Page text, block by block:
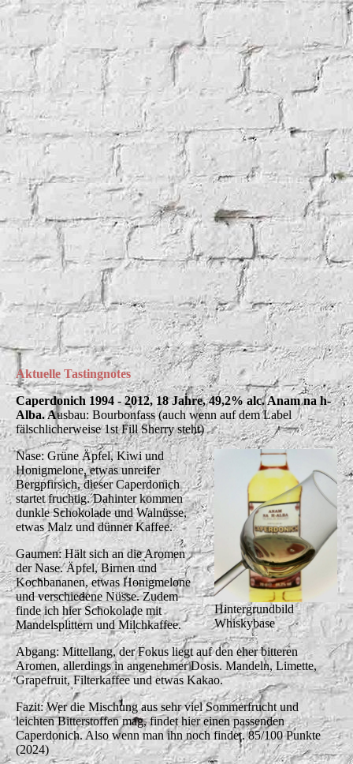
Aktuelle Tastingnotes
Caperdonich 1994 - 2012, 18 Jahre, 49,2% alc. Anam na h-
Alba. Ausbau: Bourbonfass (auch wenn auf dem Label
fälschlicherweise 1st Fill Sherry steht)
Hintergrundbild
Whiskybase
Nase: Grüne Äpfel, Kiwi und
Honigmelone, etwas unreifer
Bergpfirsich, dieser Caperdonich
startet fruchtig. Dahinter kommen
dunkle Schokolade und Walnüsse,
etwas Malz und dünner Kaffee.
Gaumen: Hält sich an die Aromen
der Nase. Äpfel, Birnen und
Kochbananen, etwas Honigmelone
und verschiedene Nüsse. Zudem
finde ich hier Schokolade mit
Mandelsplittern und Milchkaffee.
Abgang: Mittellang, der Fokus liegt auf den eher bitteren
Aromen, allerdings in angenehmer Dosis. Mandeln, Limette,
Grapefruit, Filterkaffee und etwas Kakao.
Fazit: Wer die Mischung aus sehr viel Sommerfrucht und
leichten Bitterstoffen mag, findet hier einen passenden
Caperdonich. Also wenn man ihn noch findet. 85/100 Punkte
(2024)